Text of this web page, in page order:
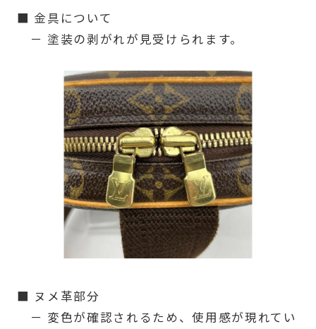
■ 金具について
－ 塗装の剥がれが見受けられます。
■ ヌメ革部分
－ 変色が確認されるため、使用感が現れてい